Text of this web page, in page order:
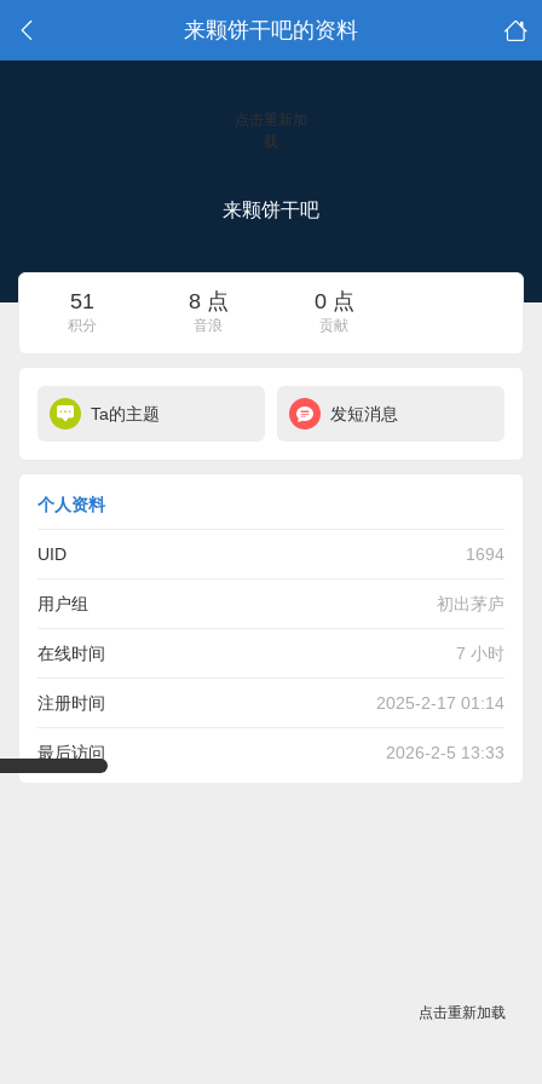
来颗饼干吧的资料
点击重新加
载
来颗饼干吧
51
积分
8 点
音浪
0 点
贡献
Ta的主题 发短消息
个人资料
UID 1694
用户组 初出茅庐
在线时间 7 小时
注册时间 2025-2-17 01:14
最后访问 2026-2-5 13:33
点击重新加载